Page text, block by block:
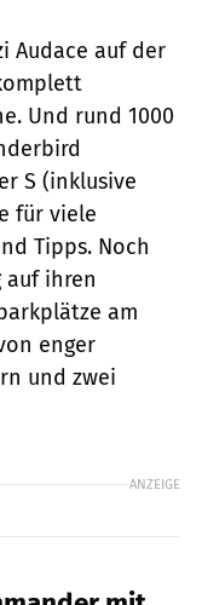
Audace auf der
Und rund 1000
S (inklusive
für viele
Tipps. Noch
auf ihren
am
enger
und zwei
ANZEIGE